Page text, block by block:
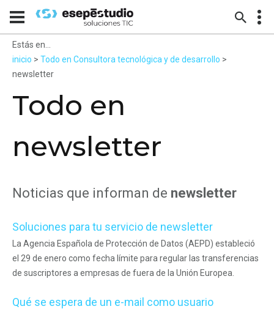
Estás en...
inicio > Todo en Consultora tecnológica y de desarrollo >
newsletter
Todo en
newsletter
Noticias que informan de newsletter
Soluciones para tu servicio de newsletter
La Agencia Española de Protección de Datos (AEPD) estableció
el 29 de enero como fecha límite para regular las transferencias
de suscriptores a empresas de fuera de la Unión Europea.
Qué se espera de un e-mail como usuario